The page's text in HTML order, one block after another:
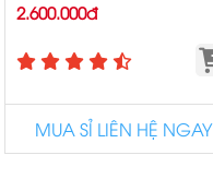
2.600.000đ
MUA SỈ LIÊN HỆ NGAY